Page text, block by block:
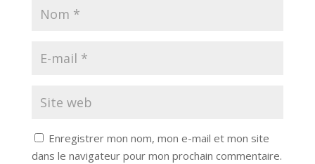
Enregistrer mon nom, mon e-mail et mon site
dans le navigateur pour mon prochain commentaire.